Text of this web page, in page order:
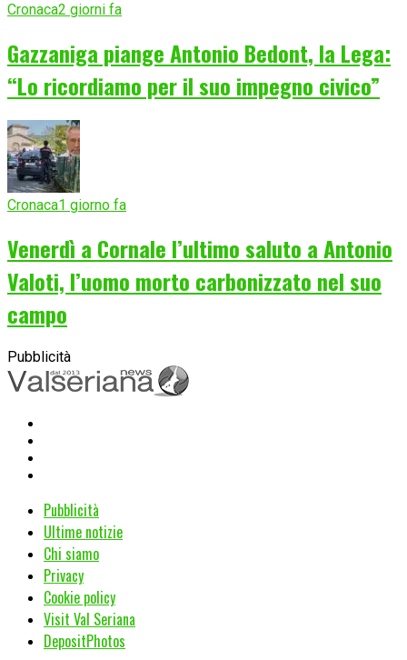
Cronaca2 giorni fa
Gazzaniga piange Antonio Bedont, la Lega:
“Lo ricordiamo per il suo impegno civico”
Cronaca1 giorno fa
Venerdì a Cornale l’ultimo saluto a Antonio
Valoti, l’uomo morto carbonizzato nel suo
campo
Pubblicità
Pubblicità
Ultime notizie
Chi siamo
Privacy
Cookie policy
Visit Val Seriana
DepositPhotos